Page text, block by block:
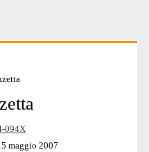
094X
maggio 2007